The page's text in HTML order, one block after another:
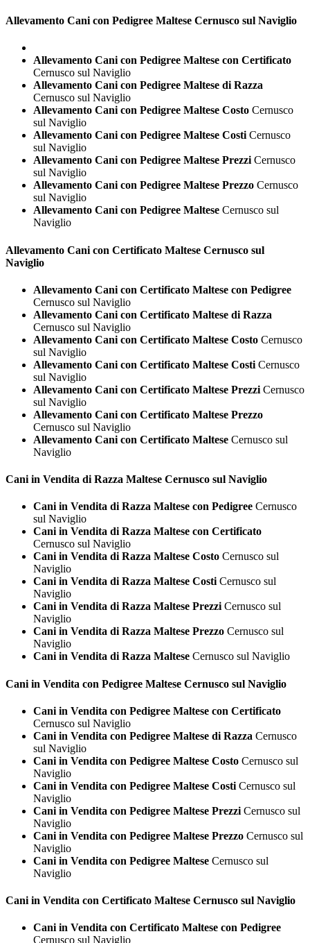
Allevamento Cani con Pedigree Maltese Cernusco sul Naviglio
Allevamento Cani con Pedigree Maltese con Certificato
Cernusco sul Naviglio
Allevamento Cani con Pedigree Maltese di Razza
Cernusco sul Naviglio
Allevamento Cani con Pedigree Maltese Costo Cernusco
sul Naviglio
Allevamento Cani con Pedigree Maltese Costi Cernusco
sul Naviglio
Allevamento Cani con Pedigree Maltese Prezzi Cernusco
sul Naviglio
Allevamento Cani con Pedigree Maltese Prezzo Cernusco
sul Naviglio
Allevamento Cani con Pedigree Maltese Cernusco sul
Naviglio
Allevamento Cani con Certificato Maltese Cernusco sul
Naviglio
Allevamento Cani con Certificato Maltese con Pedigree
Cernusco sul Naviglio
Allevamento Cani con Certificato Maltese di Razza
Cernusco sul Naviglio
Allevamento Cani con Certificato Maltese Costo Cernusco
sul Naviglio
Allevamento Cani con Certificato Maltese Costi Cernusco
sul Naviglio
Allevamento Cani con Certificato Maltese Prezzi Cernusco
sul Naviglio
Allevamento Cani con Certificato Maltese Prezzo
Cernusco sul Naviglio
Allevamento Cani con Certificato Maltese Cernusco sul
Naviglio
Cani in Vendita di Razza Maltese Cernusco sul Naviglio
Cani in Vendita di Razza Maltese con Pedigree Cernusco
sul Naviglio
Cani in Vendita di Razza Maltese con Certificato
Cernusco sul Naviglio
Cani in Vendita di Razza Maltese Costo Cernusco sul
Naviglio
Cani in Vendita di Razza Maltese CostiCernusco sul
Naviglio
Cani in Vendita di Razza Maltese PrezziCernusco sul
Naviglio
Cani in Vendita di Razza Maltese Prezzo Cernusco sul
Naviglio
Cani in Vendita di Razza Maltese Cernusco sul Naviglio
Cani in Vendita con Pedigree Maltese Cernusco sul Naviglio
Cani in Vendita con Pedigree Maltese con Certificato
Cernusco sul Naviglio
Cani in Vendita con Pedigree Maltese di Razza Cernusco
sul Naviglio
Cani in Vendita con Pedigree Maltese Costo Cernusco sul
Naviglio
Cani in Vendita con Pedigree Maltese Costi Cernusco sul
Naviglio
Cani in Vendita con Pedigree Maltese Prezzi Cernusco sul
Naviglio
Cani in Vendita con Pedigree Maltese Prezzo Cernusco sul
Naviglio
Cani in Vendita con Pedigree Maltese Cernusco sul
Naviglio
Cani in Vendita con Certificato Maltese Cernusco sul Naviglio
Cani in Vendita con Certificato Maltese con Pedigree
Cernusco sul Naviglio